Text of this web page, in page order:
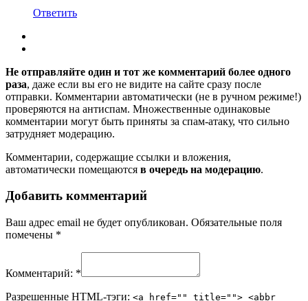
Ответить
Не отправляйте один и тот же комментарий более одного
раза, даже если вы его не видите на сайте сразу после
отправки. Комментарии автоматически (не в ручном режиме!)
проверяются на антиспам. Множественные одинаковые
комментарии могут быть приняты за спам-атаку, что сильно
затрудняет модерацию.
Комментарии, содержащие ссылки и вложения,
автоматически помещаются в очередь на модерацию.
Добавить комментарий
Ваш адрес email не будет опубликован. Обязательные поля
помечены *
Комментарий: *
Разрешенные HTML-тэги: <a href="" title=""> <abbr